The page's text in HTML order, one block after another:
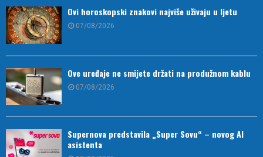
Ovi horoskopski znakovi najviše uživaju u ljetu
07/08/2026
Ove uređaje ne smijete držati na produžnom kablu
07/08/2026
Supernova predstavila „Super Sovu“ – novog AI
asistenta